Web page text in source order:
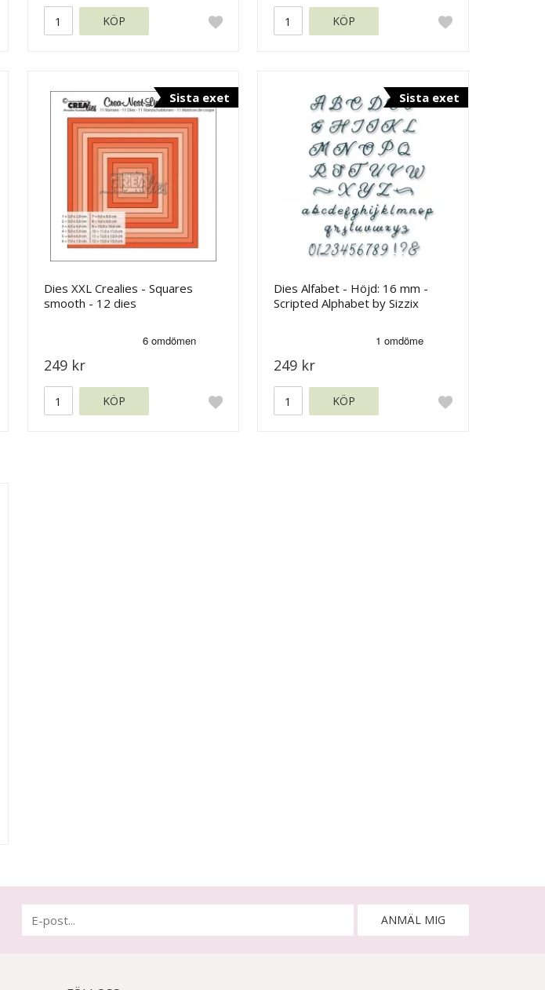
KÖP KÖP
Sista exet
Dies XXL Crealies - Squares
smooth - 12 dies
249 kr
KÖP
Sista exet
Dies Alfabet - Höjd: 16 mm -
Scripted Alphabet by Sizzix
249 kr
KÖP
ANMÄL MIG